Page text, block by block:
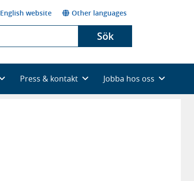
English website Other languages
Sök
Press & kontakt Jobba hos oss